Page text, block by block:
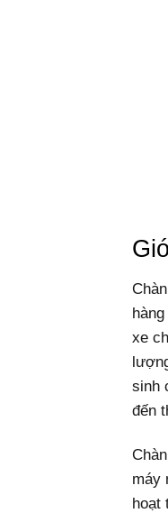
xe
sinh
đến
máy
hoạt